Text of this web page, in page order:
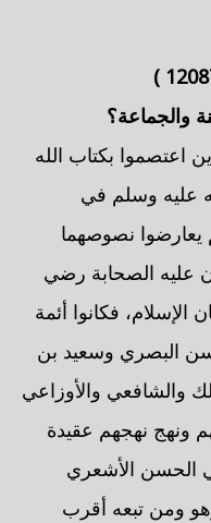
)
والجماعة؟
اعتصموا بكتاب الله
عليه وسلم في
يعارضوا نصوصهما
عليه الصحابة رضي
الإسلام، فكانوا أئمة
البصري وسعيد بن
والشافعي والأوزاعي
ونهج نهجهم عقيدة
الحسن الأشعري
ومن تبعه أقرب